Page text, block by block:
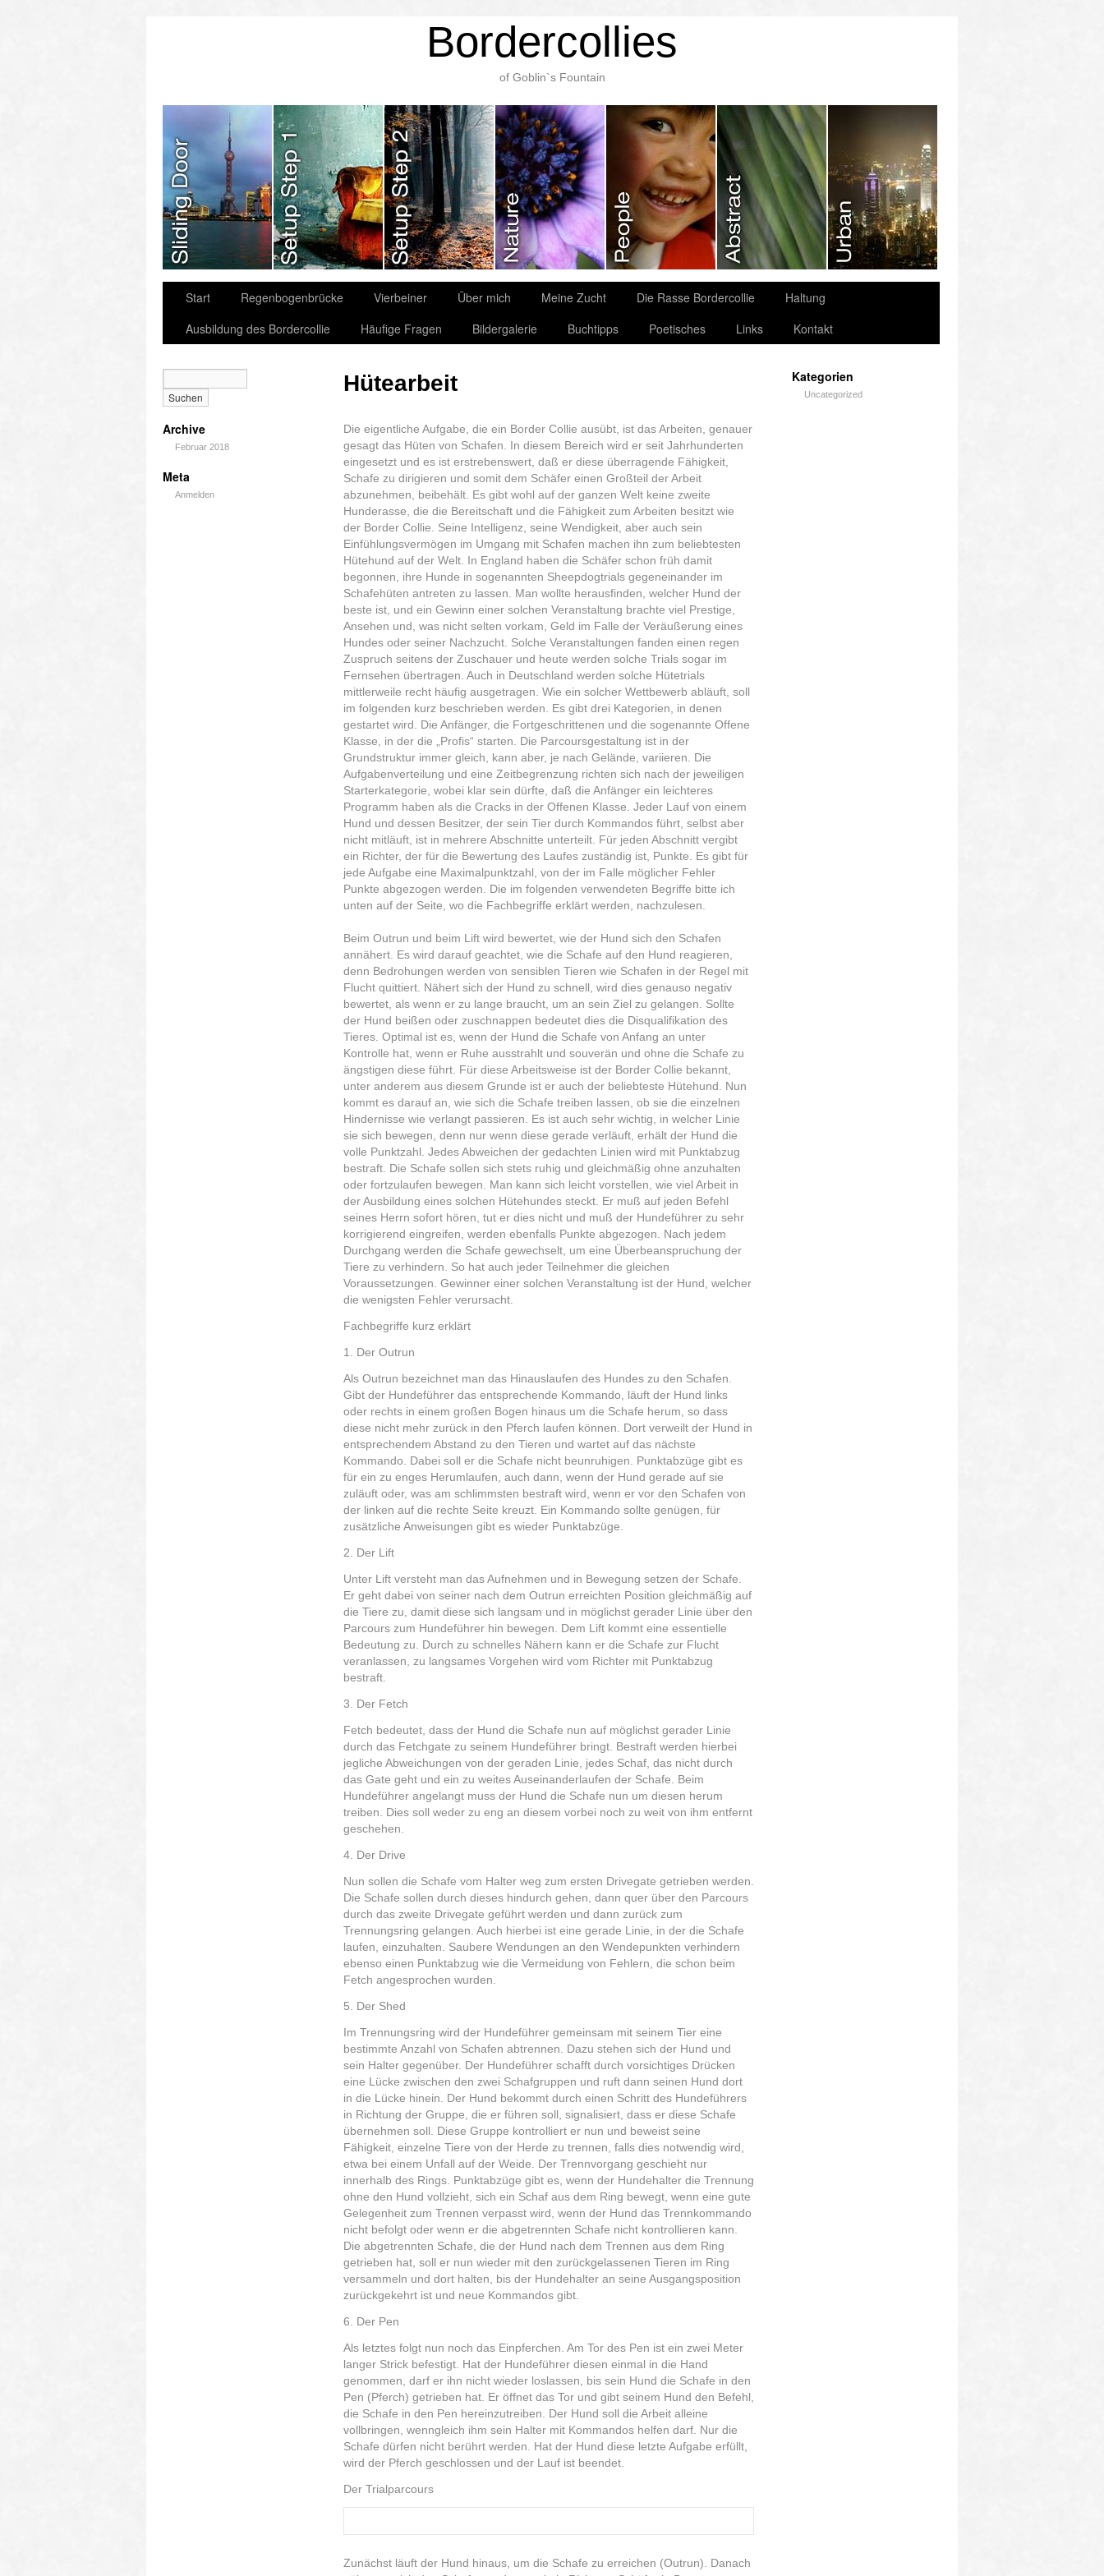
Bordercollies
of Goblin`s Fountain
Start Regenbogenbrücke Vierbeiner Über mich Meine Zucht Die Rasse Bordercollie
Haltung
Ausbildung des Bordercollie
Häufige Fragen Bildergalerie Buchtipps Poetisches Links Kontakt
Archive
Februar 2018
Meta
Anmelden
Kategorien
Uncategorized
Hütearbeit
Die eigentliche Aufgabe, die ein Border Collie ausübt, ist das Arbeiten, genauer
gesagt das Hüten von Schafen. In diesem Bereich wird er seit Jahrhunderten
eingesetzt und es ist erstrebenswert, daß er diese überragende Fähigkeit,
Schafe zu dirigieren und somit dem Schäfer einen Großteil der Arbeit
abzunehmen, beibehält. Es gibt wohl auf der ganzen Welt keine zweite
Hunderasse, die die Bereitschaft und die Fähigkeit zum Arbeiten besitzt wie
der Border Collie. Seine Intelligenz, seine Wendigkeit, aber auch sein
Einfühlungsvermögen im Umgang mit Schafen machen ihn zum beliebtesten
Hütehund auf der Welt. In England haben die Schäfer schon früh damit
begonnen, ihre Hunde in sogenannten Sheepdogtrials gegeneinander im
Schafehüten antreten zu lassen. Man wollte herausfinden, welcher Hund der
beste ist, und ein Gewinn einer solchen Veranstaltung brachte viel Prestige,
Ansehen und, was nicht selten vorkam, Geld im Falle der Veräußerung eines
Hundes oder seiner Nachzucht. Solche Veranstaltungen fanden einen regen
Zuspruch seitens der Zuschauer und heute werden solche Trials sogar im
Fernsehen übertragen. Auch in Deutschland werden solche Hütetrials
mittlerweile recht häufig ausgetragen. Wie ein solcher Wettbewerb abläuft, soll
im folgenden kurz beschrieben werden. Es gibt drei Kategorien, in denen
gestartet wird. Die Anfänger, die Fortgeschrittenen und die sogenannte Offene
Klasse, in der die „Profis“ starten. Die Parcoursgestaltung ist in der
Grundstruktur immer gleich, kann aber, je nach Gelände, variieren. Die
Aufgabenverteilung und eine Zeitbegrenzung richten sich nach der jeweiligen
Starterkategorie, wobei klar sein dürfte, daß die Anfänger ein leichteres
Programm haben als die Cracks in der Offenen Klasse. Jeder Lauf von einem
Hund und dessen Besitzer, der sein Tier durch Kommandos führt, selbst aber
nicht mitläuft, ist in mehrere Abschnitte unterteilt. Für jeden Abschnitt vergibt
ein Richter, der für die Bewertung des Laufes zuständig ist, Punkte. Es gibt für
jede Aufgabe eine Maximalpunktzahl, von der im Falle möglicher Fehler
Punkte abgezogen werden. Die im folgenden verwendeten Begriffe bitte ich
unten auf der Seite, wo die Fachbegriffe erklärt werden, nachzulesen.
Beim Outrun und beim Lift wird bewertet, wie der Hund sich den Schafen
annähert. Es wird darauf geachtet, wie die Schafe auf den Hund reagieren,
denn Bedrohungen werden von sensiblen Tieren wie Schafen in der Regel mit
Flucht quittiert. Nähert sich der Hund zu schnell, wird dies genauso negativ
bewertet, als wenn er zu lange braucht, um an sein Ziel zu gelangen. Sollte
der Hund beißen oder zuschnappen bedeutet dies die Disqualifikation des
Tieres. Optimal ist es, wenn der Hund die Schafe von Anfang an unter
Kontrolle hat, wenn er Ruhe ausstrahlt und souverän und ohne die Schafe zu
ängstigen diese führt. Für diese Arbeitsweise ist der Border Collie bekannt,
unter anderem aus diesem Grunde ist er auch der beliebteste Hütehund. Nun
kommt es darauf an, wie sich die Schafe treiben lassen, ob sie die einzelnen
Hindernisse wie verlangt passieren. Es ist auch sehr wichtig, in welcher Linie
sie sich bewegen, denn nur wenn diese gerade verläuft, erhält der Hund die
volle Punktzahl. Jedes Abweichen der gedachten Linien wird mit Punktabzug
bestraft. Die Schafe sollen sich stets ruhig und gleichmäßig ohne anzuhalten
oder fortzulaufen bewegen. Man kann sich leicht vorstellen, wie viel Arbeit in
der Ausbildung eines solchen Hütehundes steckt. Er muß auf jeden Befehl
seines Herrn sofort hören, tut er dies nicht und muß der Hundeführer zu sehr
korrigierend eingreifen, werden ebenfalls Punkte abgezogen. Nach jedem
Durchgang werden die Schafe gewechselt, um eine Überbeanspruchung der
Tiere zu verhindern. So hat auch jeder Teilnehmer die gleichen
Voraussetzungen. Gewinner einer solchen Veranstaltung ist der Hund, welcher
die wenigsten Fehler verursacht.
Fachbegriffe kurz erklärt
1. Der Outrun
Als Outrun bezeichnet man das Hinauslaufen des Hundes zu den Schafen.
Gibt der Hundeführer das entsprechende Kommando, läuft der Hund links
oder rechts in einem großen Bogen hinaus um die Schafe herum, so dass
diese nicht mehr zurück in den Pferch laufen können. Dort verweilt der Hund in
entsprechendem Abstand zu den Tieren und wartet auf das nächste
Kommando. Dabei soll er die Schafe nicht beunruhigen. Punktabzüge gibt es
für ein zu enges Herumlaufen, auch dann, wenn der Hund gerade auf sie
zuläuft oder, was am schlimmsten bestraft wird, wenn er vor den Schafen von
der linken auf die rechte Seite kreuzt. Ein Kommando sollte genügen, für
zusätzliche Anweisungen gibt es wieder Punktabzüge.
2. Der Lift
Unter Lift versteht man das Aufnehmen und in Bewegung setzen der Schafe.
Er geht dabei von seiner nach dem Outrun erreichten Position gleichmäßig auf
die Tiere zu, damit diese sich langsam und in möglichst gerader Linie über den
Parcours zum Hundeführer hin bewegen. Dem Lift kommt eine essentielle
Bedeutung zu. Durch zu schnelles Nähern kann er die Schafe zur Flucht
veranlassen, zu langsames Vorgehen wird vom Richter mit Punktabzug
bestraft.
3. Der Fetch
Fetch bedeutet, dass der Hund die Schafe nun auf möglichst gerader Linie
durch das Fetchgate zu seinem Hundeführer bringt. Bestraft werden hierbei
jegliche Abweichungen von der geraden Linie, jedes Schaf, das nicht durch
das Gate geht und ein zu weites Auseinanderlaufen der Schafe. Beim
Hundeführer angelangt muss der Hund die Schafe nun um diesen herum
treiben. Dies soll weder zu eng an diesem vorbei noch zu weit von ihm entfernt
geschehen.
4. Der Drive
Nun sollen die Schafe vom Halter weg zum ersten Drivegate getrieben werden.
Die Schafe sollen durch dieses hindurch gehen, dann quer über den Parcours
durch das zweite Drivegate geführt werden und dann zurück zum
Trennungsring gelangen. Auch hierbei ist eine gerade Linie, in der die Schafe
laufen, einzuhalten. Saubere Wendungen an den Wendepunkten verhindern
ebenso einen Punktabzug wie die Vermeidung von Fehlern, die schon beim
Fetch angesprochen wurden.
5. Der Shed
Im Trennungsring wird der Hundeführer gemeinsam mit seinem Tier eine
bestimmte Anzahl von Schafen abtrennen. Dazu stehen sich der Hund und
sein Halter gegenüber. Der Hundeführer schafft durch vorsichtiges Drücken
eine Lücke zwischen den zwei Schafgruppen und ruft dann seinen Hund dort
in die Lücke hinein. Der Hund bekommt durch einen Schritt des Hundeführers
in Richtung der Gruppe, die er führen soll, signalisiert, dass er diese Schafe
übernehmen soll. Diese Gruppe kontrolliert er nun und beweist seine
Fähigkeit, einzelne Tiere von der Herde zu trennen, falls dies notwendig wird,
etwa bei einem Unfall auf der Weide. Der Trennvorgang geschieht nur
innerhalb des Rings. Punktabzüge gibt es, wenn der Hundehalter die Trennung
ohne den Hund vollzieht, sich ein Schaf aus dem Ring bewegt, wenn eine gute
Gelegenheit zum Trennen verpasst wird, wenn der Hund das Trennkommando
nicht befolgt oder wenn er die abgetrennten Schafe nicht kontrollieren kann.
Die abgetrennten Schafe, die der Hund nach dem Trennen aus dem Ring
getrieben hat, soll er nun wieder mit den zurückgelassenen Tieren im Ring
versammeln und dort halten, bis der Hundehalter an seine Ausgangsposition
zurückgekehrt ist und neue Kommandos gibt.
6. Der Pen
Als letztes folgt nun noch das Einpferchen. Am Tor des Pen ist ein zwei Meter
langer Strick befestigt. Hat der Hundeführer diesen einmal in die Hand
genommen, darf er ihn nicht wieder loslassen, bis sein Hund die Schafe in den
Pen (Pferch) getrieben hat. Er öffnet das Tor und gibt seinem Hund den Befehl,
die Schafe in den Pen hereinzutreiben. Der Hund soll die Arbeit alleine
vollbringen, wenngleich ihm sein Halter mit Kommandos helfen darf. Nur die
Schafe dürfen nicht berührt werden. Hat der Hund diese letzte Aufgabe erfüllt,
wird der Pferch geschlossen und der Lauf ist beendet.
Der Trialparcours
Zunächst läuft der Hund hinaus, um die Schafe zu erreichen (Outrun). Danach